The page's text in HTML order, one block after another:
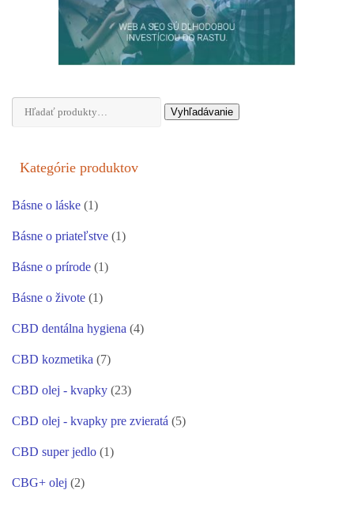
Hľadať: Vyhľadávanie
Kategórie produktov
Básne o láske (1)
Básne o priateľstve (1)
Básne o prírode (1)
Básne o živote (1)
CBD dentálna hygiena (4)
CBD kozmetika (7)
CBD olej - kvapky (23)
CBD olej - kvapky pre zvieratá (5)
CBD super jedlo (1)
CBG+ olej (2)